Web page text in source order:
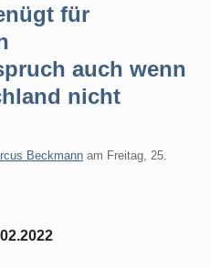
für
auch wenn
nicht
Beckmann am Freitag, 25.